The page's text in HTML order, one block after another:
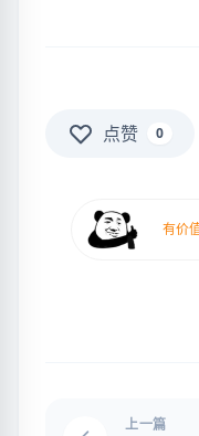
点赞 0
上一篇